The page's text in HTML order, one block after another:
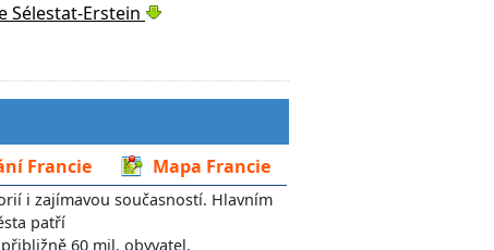
Sélestat-Erstein
Francie Mapa Francie
i zajímavou současností. Hlavním
patří
60 mil. obyvatel.